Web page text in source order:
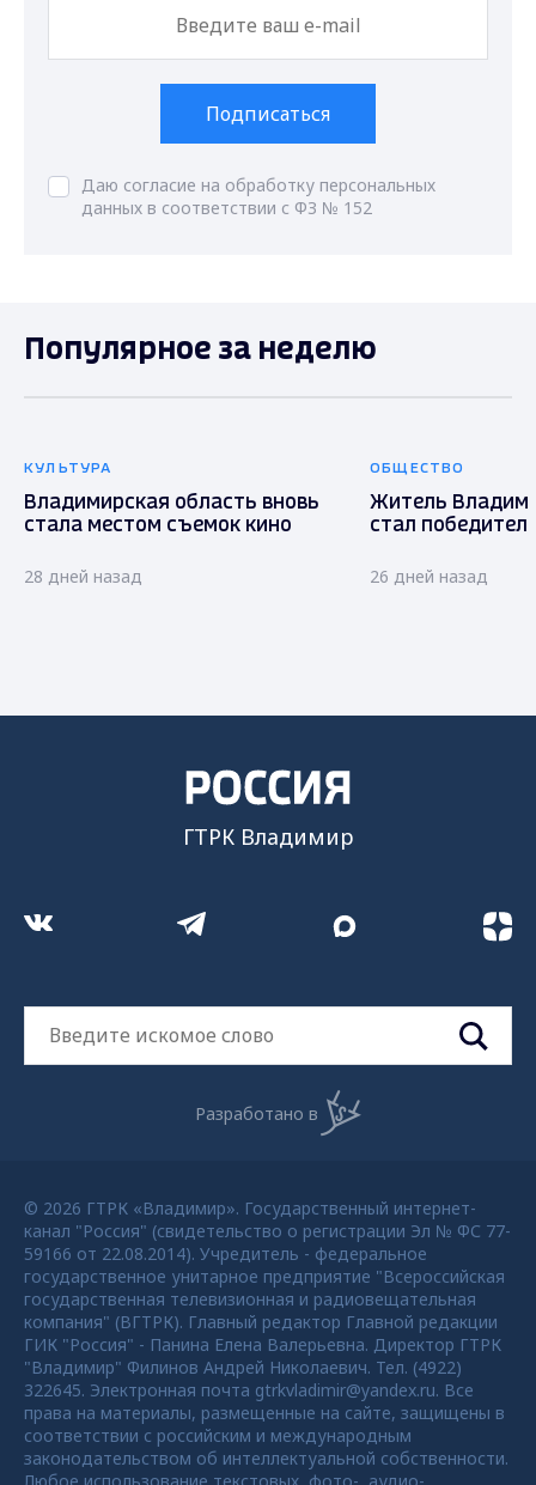
Подписаться
Даю согласие на обработку персональных
данных в соответствии с ФЗ № 152
Популярное за неделю
КУЛЬТУРА
Владимирская область вновь
стала местом съемок кино
28 дней назад
ОБЩЕСТВО
Житель
стал
26 дней назад
ГТРК Владимир
Разработано в
© 2026 ГТРК «Владимир». Государственный интернет-
канал "Россия" (свидетельство о регистрации Эл № ФС 77-
59166 от 22.08.2014). Учредитель - федеральное
государственное унитарное предприятие "Всероссийская
государственная телевизионная и радиовещательная
компания" (ВГТРК). Главный редактор Главной редакции
ГИК "Россия" - Панина Елена Валерьевна. Директор ГТРК
"Владимир" Филинов Андрей Николаевич. Тел. (4922)
322645. Электронная почта gtrkvladimir@yandex.ru. Все
права на материалы, размещенные на сайте, защищены в
соответствии с российским и международным
законодательством об интеллектуальной собственности.